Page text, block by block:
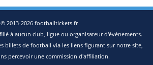
© 2013-2026 footballtickets.fr
à aucun club, ligue ou organisateur d'événements.
billets de football via les liens figurant sur notre site,
percevoir une commission d'affiliation.